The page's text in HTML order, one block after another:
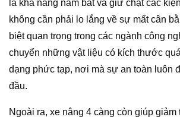
là khả năng nắm bắt và giữ chặt các
không cần phải lo lắng về sự mất cân
biệt quan trọng trong các ngành công
chuyển những vật liệu có kích thước
dạng phức tạp, nơi mà sự an toàn luôn
đầu.
Ngoài ra, xe nâng 4 càng còn giúp